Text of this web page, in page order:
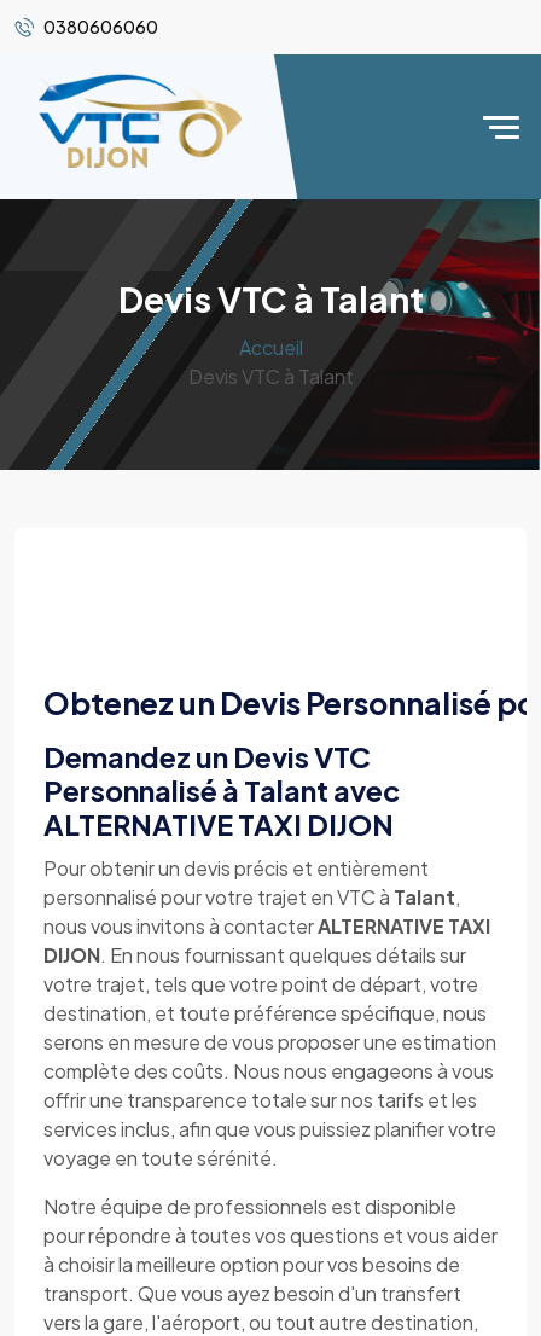
0380606060
Devis VTC à Talant
Accueil
Devis VTC à Talant
Obtenez un Devis Personnalisé
Demandez un Devis VTC
Personnalisé à Talant avec
ALTERNATIVE TAXI DIJON
Pour obtenir un devis précis et entièrement
personnalisé pour votre trajet en VTC à Talant,
nous vous invitons à contacterALTERNATIVE TAXI
DIJON. En nous fournissant quelques détails sur
votre trajet, tels que votre point de départ, votre
destination, et toute préférence spécifique, nous
serons en mesure de vous proposer une estimation
complète des coûts. Nous nous engageons à vous
offrir une transparence totale sur nos tarifs et les
services inclus, afin que vous puissiez planifier votre
voyage en toute sérénité.
Notre équipe de professionnels est disponible
pour répondre à toutes vos questions et vous aider
à choisir la meilleure option pour vos besoins de
transport. Que vous ayez besoin d'un transfert
vers la gare, l'aéroport, ou tout autre destination,